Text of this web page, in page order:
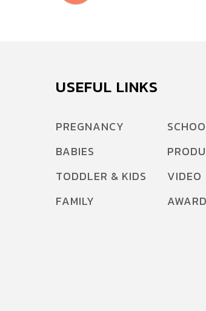
พอดีตัว จึงเลื้อยเข้ามาในห้องน้ำ 4.ห
โถส้วมได้หรือไม่ เสียงจากนักจับงู “ยิ่ง
ประสบการณ์การจับงูในเมืองมากว่า
ปัจจุบันงูเพิ่มจำนวนให้จับถี่ขึ้นกว่าอ
อยู่ของคนเพิ่มจำนวนขึ้นเรื่อยๆ และเ
พอบ้านคนมีหนู งูก็ชอบมาซุกอยู่ตาม
USEFUL LINKS
PREGNANCY
BABIES
TODDLER & KIDS
FAMILY
VIDEO